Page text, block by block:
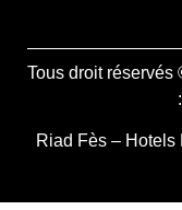
Tous droit
:
Riad Fès – Hotels